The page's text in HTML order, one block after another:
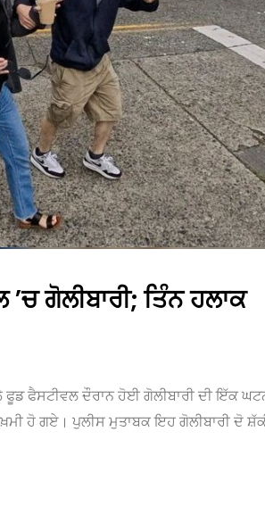
ਗੋਲੀਬਾਰੀ; ਤਿੰਨ ਹਲਾਕ
ਫੈਸਟੀਵਲ ਦੌਰਾਨ ਹੋਈ ਗੋਲੀਬਾਰੀ ਦੀ ਇੱਕ
ਹੋ ਗਏ। ਪੁਲੀਸ ਮੁਤਾਬਕ ਇਹ ਗੋਲੀਬਾਰੀ ਦੋ